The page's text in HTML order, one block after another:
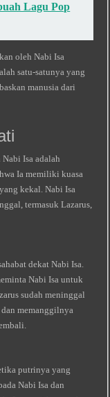
Lagu Pop
oleh Nabi Isa
satu-satunya yang
manusia dari
Isa adalah
Ia memiliki kuasa
kekal. Nabi Isa
termasuk Lazarus,
dekat Nabi Isa.
Nabi Isa untuk
sudah meninggal
memanggilnya
putrinya yang
Nabi Isa dan